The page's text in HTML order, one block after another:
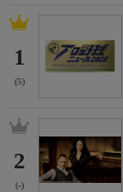
1
(5)
2
(-)